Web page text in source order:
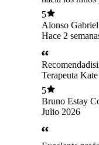
5
Alonso Gabriel
Duarte Bravo
Hace 2
Terapeuta
los pctes 10/10
uno observa
5
Bruno Estay
Julio 2026